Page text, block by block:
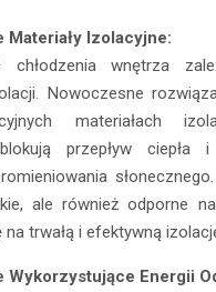
Materiały Izolacyjne:
chłodzenia wnętrza
Nowoczesne
materiałach
przepływ ciepła
ale również odporne
na trwałą i efektywną
Wykorzystujące Energii